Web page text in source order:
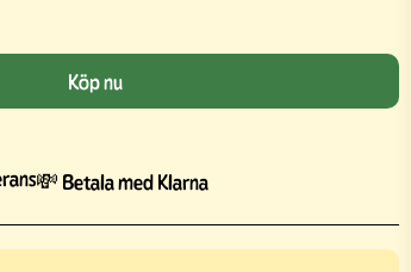
Köp nu
💸 Betala med Klarna